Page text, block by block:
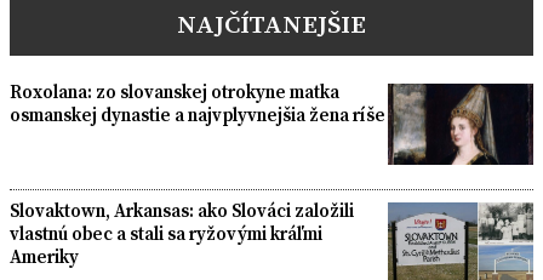
NAJČÍTANEJŠIE
Roxolana: zo slovanskej otrokyne matka
osmanskej dynastie a najvplyvnejšia žena ríše
Slovaktown, Arkansas: ako Slováci založili
vlastnú obec a stali sa ryžovými kráľmi
Ameriky